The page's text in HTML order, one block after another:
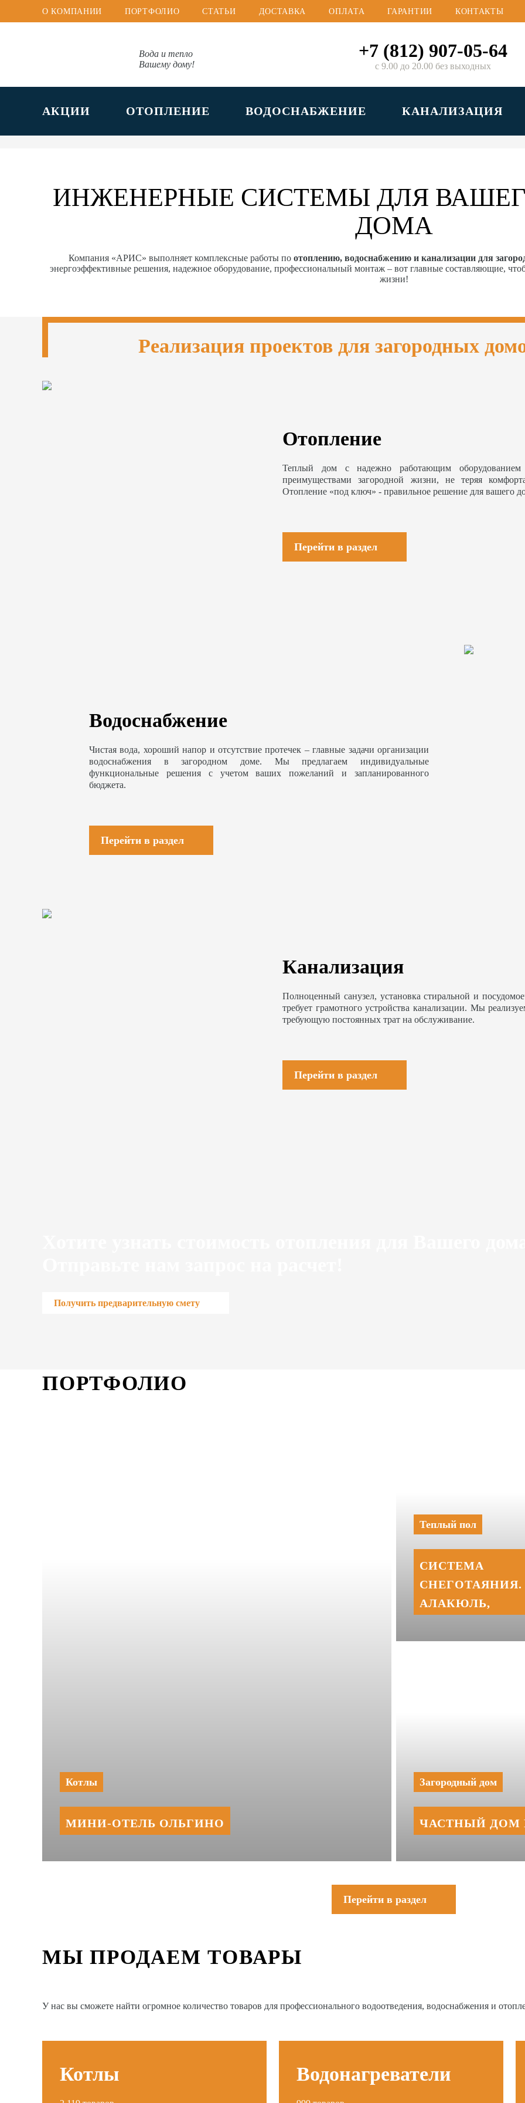
О КОМПАНИИ ПОРТФОЛИО СТАТЬИ ДОСТАВКА ОПЛАТА ГАРАНТИИ КОНТАКТЫ
Вода и тепло
Вашему дому!
+7 (812) 907-05-64
с 9.00 до 20.00 без выходных
АКЦИИ ОТОПЛЕНИЕ ВОДОСНАБЖЕНИЕ КАНАЛИЗАЦИЯ
ИНЖЕНЕРНЫЕ СИСТЕМЫ ДЛЯ
ДОМА
Компания «АРИС» выполняет комплексные работы по отоплению, водоснабжению и канализации для
энергоэффективные решения, надежное оборудование, профессиональный монтаж – вот главные составляющие,
жизни!
Реализация проектов для загородных
Отопление
Теплый дом с надежно работающим оборудованием
преимуществами загородной жизни, не теряя
Отопление «под ключ» - правильное решение для вашего
Перейти в раздел
Водоснабжение
Чистая вода, хороший напор и отсутствие протечек – главные задачи организации
водоснабжения в загородном доме. Мы предлагаем индивидуальные
функциональные решения с учетом ваших пожеланий и запланированного
бюджета.
Перейти в раздел
Канализация
Полноценный санузел, установка стиральной и
требует грамотного устройства канализации. Мы
требующую постоянных трат на обслуживание.
Перейти в раздел
Получить предварительную смету
ПОРТФОЛИО
Котлы
МИНИ‑‏ОТЕЛЬ ОЛЬГИНО
Теплый пол
СИСТЕМА
СНЕГОТАЯНИЯ.
АЛАКЮЛЬ,
Загородный дом
ЧАСТНЫЙ ДОМ
Перейти в раздел
МЫ ПРОДАЕМ ТОВАРЫ
У нас вы сможете найти огромное количество товаров для профессионального водоотведения, водоснабжения и
Котлы Водонагреватели